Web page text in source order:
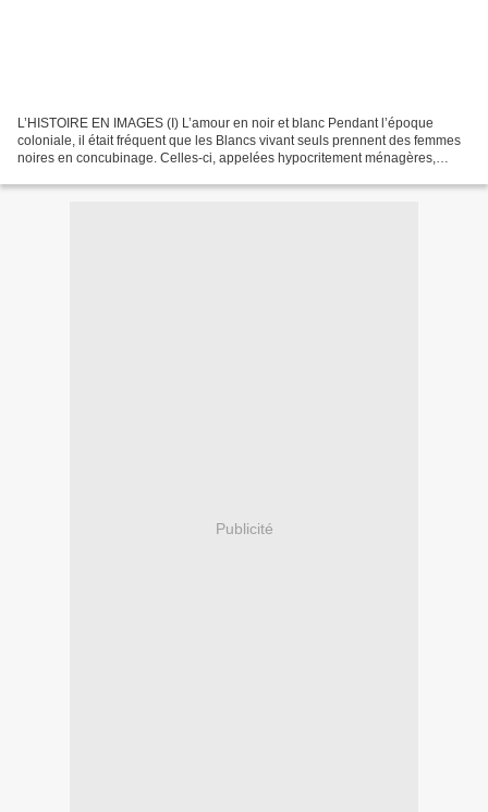
L’HISTOIRE EN IMAGES (I) L’amour en noir et blanc Pendant l’époque
coloniale, il était fréquent que les Blancs vivant seuls prennent des femmes
noires en concubinage. Celles-ci, appelées hypocritement ménagères,
Publicité